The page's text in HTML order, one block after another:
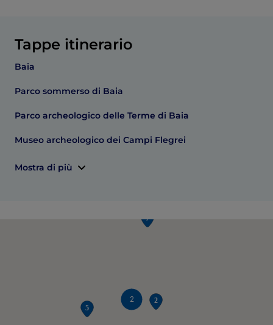
Tappe itinerario
Baia
Parco sommerso di Baia
Parco archeologico delle Terme di Baia
Museo archeologico dei Campi Flegrei
Mostra di più
2